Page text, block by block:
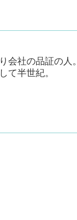
会社の品証の人。
て半世紀。